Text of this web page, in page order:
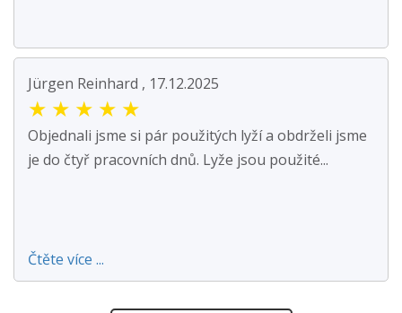
Jürgen Reinhard , 17.12.2025
★ ★ ★ ★ ★
Objednali jsme si pár použitých lyží a obdrželi jsme
je do čtyř pracovních dnů. Lyže jsou použité...
Čtěte více ...